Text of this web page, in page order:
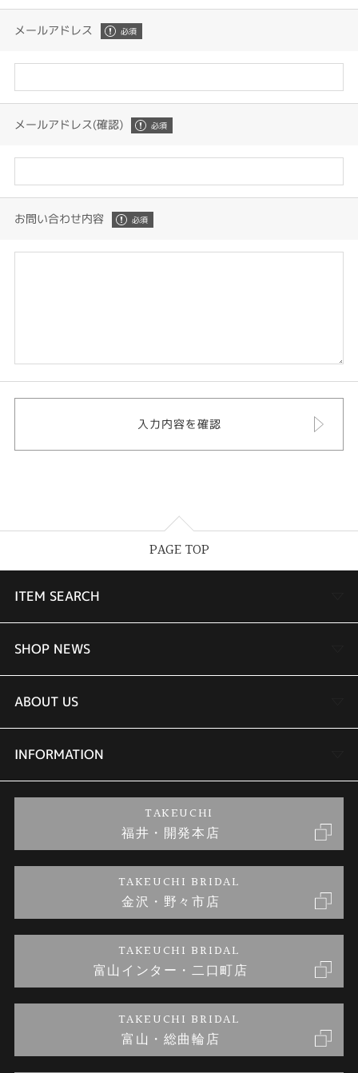
メールアドレス
メールアドレス(確認)
お問い合わせ内容
PAGE TOP
ITEM SEARCH
婚約指輪
結婚指輪
セットリング
婚約ネックレス
金・プラチナのお取引
SHOP NEWS
TAKEUCHI BRIDAL金沢本店情報
商品一覧
ブランドリスト
金澤指輪工房｜手作りペアリング
金澤指輪工房｜手作り結婚指輪 and 婚約指輪
金澤指輪工房｜手作り婚約指輪プロポーズプラン
ABOUT US
会社概要
お客様の声
INFORMATION
プライバシーポリシー
TAKEUCHI
福井・開発本店
TAKEUCHI BRIDAL
金沢・野々市店
TAKEUCHI BRIDAL
富山インター・二口町店
TAKEUCHI BRIDAL
富山・総曲輪店